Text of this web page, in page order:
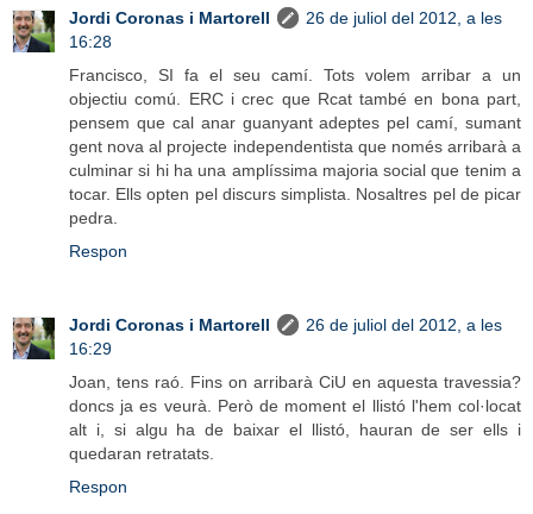
Jordi Coronas i Martorell
26 de juliol del 2012, a les
16:28
Francisco, SI fa el seu camí. Tots volem arribar a un
objectiu comú. ERC i crec que Rcat també en bona part,
pensem que cal anar guanyant adeptes pel camí, sumant
gent nova al projecte independentista que només arribarà a
culminar si hi ha una amplíssima majoria social que tenim a
tocar. Ells opten pel discurs simplista. Nosaltres pel de picar
pedra.
Respon
Jordi Coronas i Martorell
26 de juliol del 2012, a les
16:29
Joan, tens raó. Fins on arribarà CiU en aquesta travessia?
doncs ja es veurà. Però de moment el llistó l'hem col·locat
alt i, si algu ha de baixar el llistó, hauran de ser ells i
quedaran retratats.
Respon